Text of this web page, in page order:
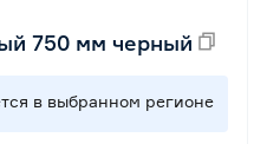
750 мм черный
в выбранном регионе